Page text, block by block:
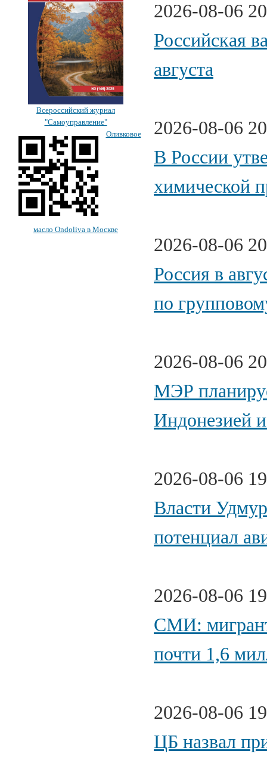
Всероссийский журнал
"Самоуправление"
Оливковое
масло Ondoliva в Москве
2026-08-06
Российская
августа
2026-08-06
В России
химической
2026-08-06
Россия в
по
2026-08-06
МЭР
Индонезией
2026-08-06
Власти
потенциал
2026-08-06
СМИ:
почти 1,6
2026-08-06
ЦБ назвал